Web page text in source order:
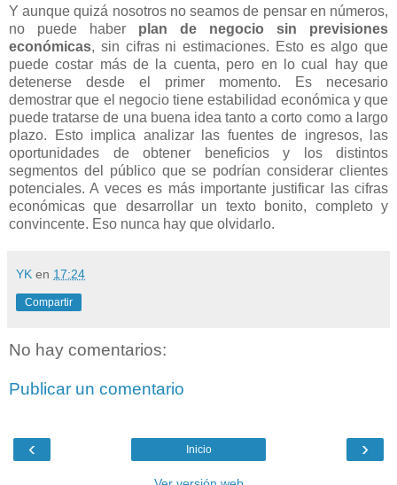
Y aunque quizá nosotros no seamos de pensar en números,
no puede haber plan de negocio sin previsiones
económicas, sin cifras ni estimaciones. Esto es algo que
puede costar más de la cuenta, pero en lo cual hay que
detenerse desde el primer momento. Es necesario
demostrar que el negocio tiene estabilidad económica y que
puede tratarse de una buena idea tanto a corto como a largo
plazo. Esto implica analizar las fuentes de ingresos, las
oportunidades de obtener beneficios y los distintos
segmentos del público que se podrían considerar clientes
potenciales. A veces es más importante justificar las cifras
económicas que desarrollar un texto bonito, completo y
convincente. Eso nunca hay que olvidarlo.
YK en 17:24
Compartir
No hay comentarios:
Publicar un comentario
‹ ›
Inicio